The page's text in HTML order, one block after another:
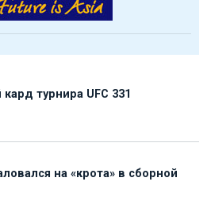
турнира UFC 331
на «крота» в сборной